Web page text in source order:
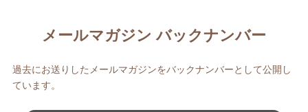
メールマガジン バックナンバー
過去にお送りしたメールマガジンをバックナンバーとして公開し
ています。